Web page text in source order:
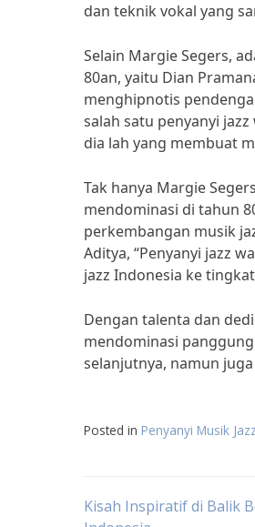
dan teknik vokal yang
Selain Margie Segers,
80an, yaitu Dian
menghipnotis
salah satu penyanyi
dia lah yang membuat
Tak hanya Margie
mendominasi di tahun
perkembangan musik
Aditya, “Penyanyi jazz
jazz Indonesia ke
Dengan talenta dan
mendominasi
selanjutnya, namun
Posted in Penyanyi Musik Jazz
Post
Kisah Inspiratif di Balik